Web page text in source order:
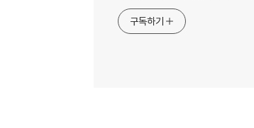
구독하기